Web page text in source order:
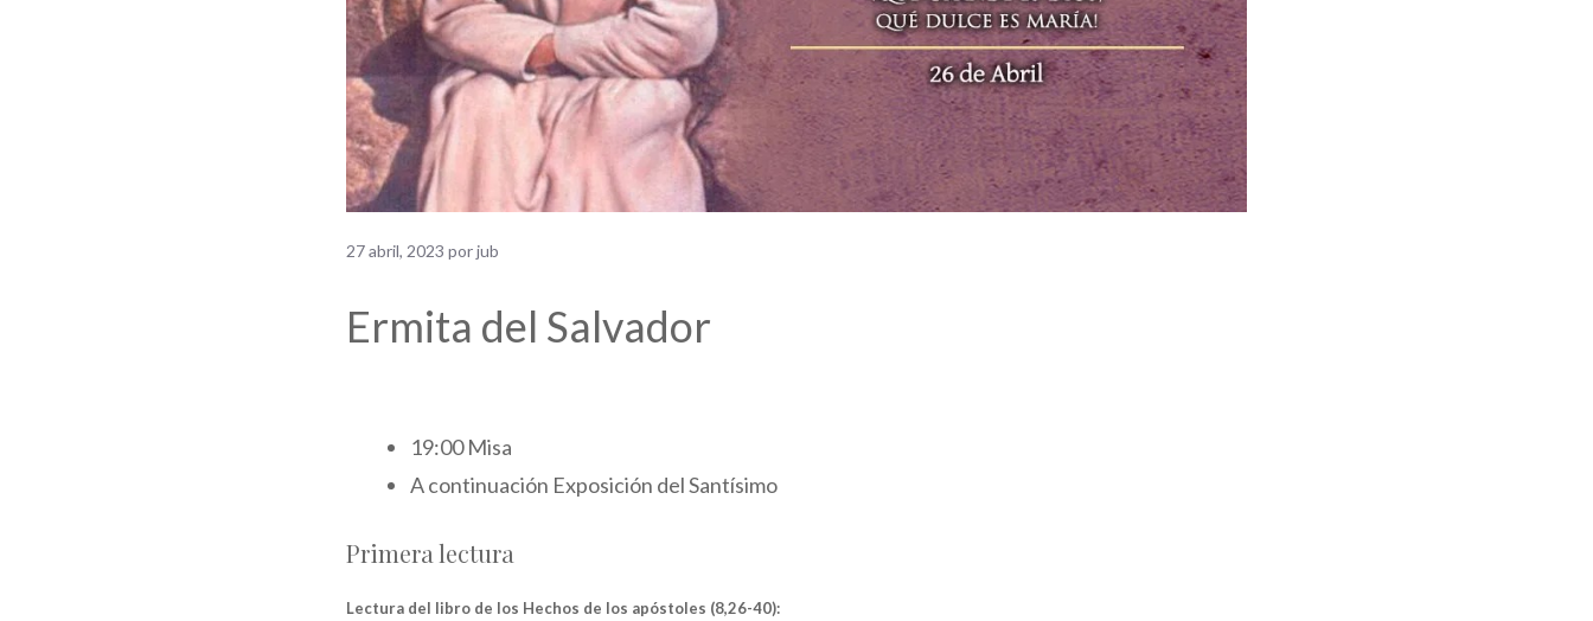
27 abril, 2023 porjub
Ermita del Salvador
19:00 Misa
A continuación Exposición del Santísimo
Primera lectura
Lectura del libro de los Hechos de los apóstoles (8,26-40):